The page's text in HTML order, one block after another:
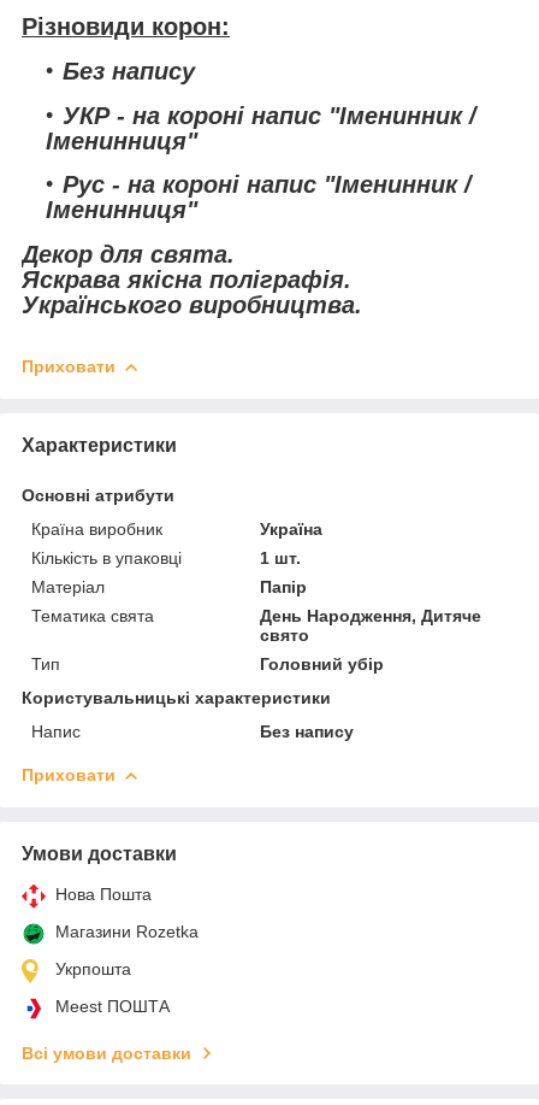
Різновиди корон:
Без напису
УКР- на короні напис "Іменинник /
Іменинниця"
Рус - на короні напис "Іменинник /
Іменинниця"
Декор для свята.
Яскрава якісна поліграфія.
Українського виробництва.
Приховати
Характеристики
Основні атрибути
Країна виробник
Україна
Кількість в упаковці
1 шт.
Матеріал
Папір
Тематика свята
День Народження, Дитяче
свято
Тип
Головний убір
Користувальницькі характеристики
Напис
Без напису
Приховати
Умови доставки
Нова Пошта
Магазини Rozetka
Укрпошта
Meest ПОШТА
Всі умови доставки